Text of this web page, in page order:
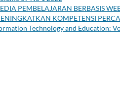
PEMBELAJARAN BERBASIS
KOMPETENSI
Technology and Education: